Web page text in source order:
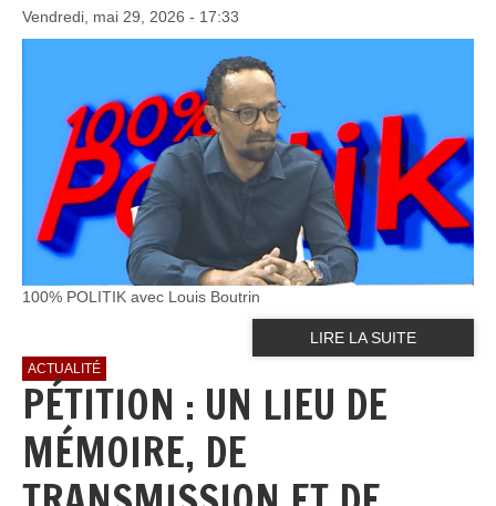
Vendredi, mai 29, 2026 - 17:33
100% POLITIK avec Louis Boutrin
LIRE LA SUITE
ACTUALITÉ
PÉTITION : UN LIEU DE
MÉMOIRE, DE